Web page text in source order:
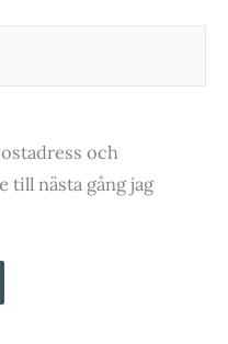
och
till nästa gång jag